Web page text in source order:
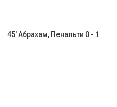
45' Абрахам, Пенальти 0 - 1